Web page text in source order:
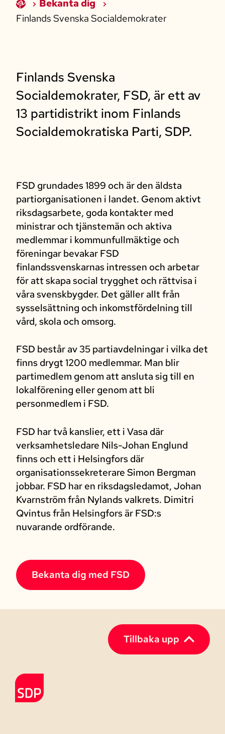
Bekanta dig
Finlands Svenska Socialdemokrater
Finlands Svenska
Socialdemokrater, FSD, är ett av
13 partidistrikt inom Finlands
Socialdemokratiska Parti, SDP.
FSD grundades 1899 och är den äldsta
partiorganisationen i landet. Genom aktivt
riksdagsarbete, goda kontakter med
ministrar och tjänstemän och aktiva
medlemmar i kommunfullmäktige och
föreningar bevakar FSD
finlandssvenskarnas intressen och arbetar
för att skapa social trygghet och rättvisa i
våra svenskbygder. Det gäller allt från
sysselsättning och inkomstfördelning till
vård, skola och omsorg.
FSD består av 35 partiavdelningar i vilka det
finns drygt 1200 medlemmar. Man blir
partimedlem genom att ansluta sig till en
lokalförening eller genom att bli
personmedlem i FSD.
FSD har två kanslier, ett i Vasa där
verksamhetsledare Nils-Johan Englund
finns och ett i Helsingfors där
organisationssekreterare Simon Bergman
jobbar. FSD har en riksdagsledamot, Johan
Kvarnström från Nylands valkrets. Dimitri
Qvintus från Helsingfors är FSD:s
nuvarande ordförande.
Bekanta dig med FSD
Tillbaka upp
Till förstasidan